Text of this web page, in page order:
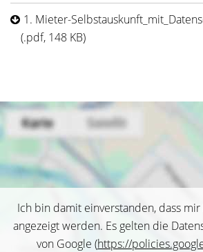
1. Mieter-
(.pdf, 148 KB)
Ich bin damit einverstanden, dass mir
angezeigt werden. Es gelten die
von Google (https://